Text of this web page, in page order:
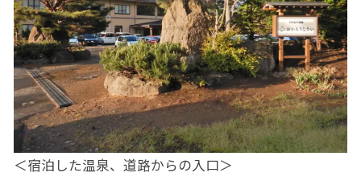
＜宿泊した温泉、道路からの入口＞